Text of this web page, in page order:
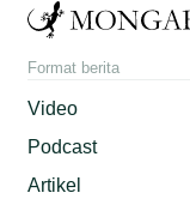
Format berita
Video
Podcast
Artikel